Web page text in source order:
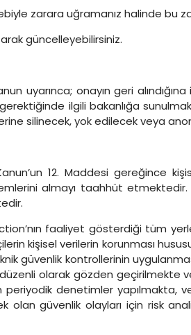
zarara uğramanız halinde bu
güncelleyebilirsiniz.
uyarınca; onayın geri
ilgili bakanlığa
silinecek, yok edilecek veya
12. Maddesi gereğince
almayı taahhüt
faaliyet gösterdiği tüm
kişisel verilerin korunması
güvenlik kontrollerinin
olarak gözden geçirilmekte
denetimler yapılmakta,
olan güvenlik olayları için risk